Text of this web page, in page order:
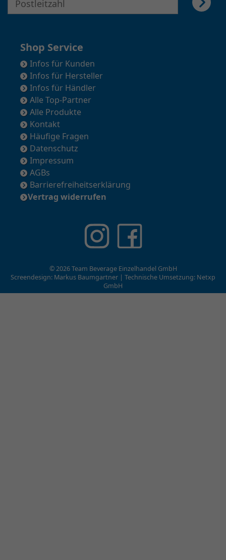
Shop Service
Infos für Kunden
Infos für Hersteller
Infos für Händler
Alle Top-Partner
Alle Produkte
Kontakt
Häufige Fragen
Datenschutz
Impressum
AGBs
Barrierefreiheitserklärung
Vertrag widerrufen
© 2026 Team Beverage Einzelhandel GmbH
Screendesign: Markus Baumgartner | Technische Umsetzung: Netxp
GmbH